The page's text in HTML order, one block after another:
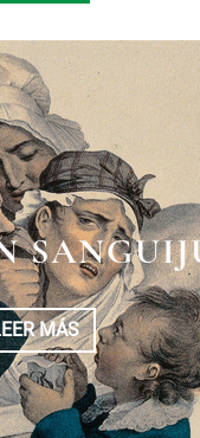
MÁS
10 KILOS
QUE
MÁS
ESCUELA
MÁS